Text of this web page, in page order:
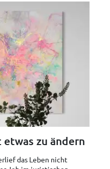
zu ändern
das Leben nicht